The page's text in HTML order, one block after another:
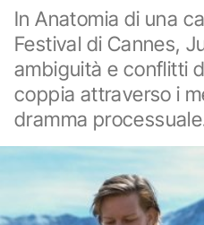
In Anatomia di una
Festival di Cannes,
ambiguità e conflitti
coppia attraverso i
dramma